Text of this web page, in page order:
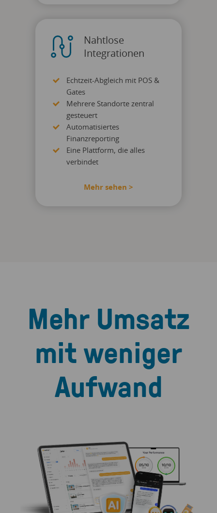
Nahtlose
Integrationen
Echtzeit-Abgleich mit POS &
Gates
Mehrere Standorte zentral
gesteuert
Automatisiertes
Finanzreporting
Eine Plattform, die alles
verbindet
Mehr sehen >
Mehr Umsatz
mit weniger
Aufwand